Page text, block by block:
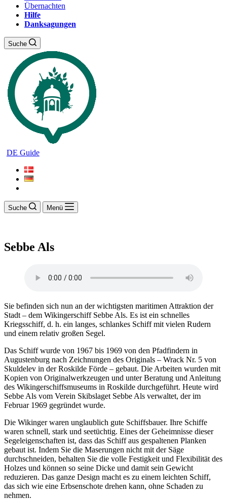
Übernachten
Hilfe
Danksagungen
Suche
DE Guide
Suche Menü
Sebbe Als
Sie befinden sich nun an der wichtigsten maritimen Attraktion der
Stadt – dem Wikingerschiff Sebbe Als. Es ist ein schnelles
Kriegsschiff, d. h. ein langes, schlankes Schiff mit vielen Rudern
und einem relativ großen Segel.
Das Schiff wurde von 1967 bis 1969 von den Pfadfindern in
Augustenburg nach Zeichnungen des Originals – Wrack Nr. 5 von
Skuldelev in der Roskilde Förde – gebaut. Die Arbeiten wurden mit
Kopien von Originalwerkzeugen und unter Beratung und Anleitung
des Wikingerschiffsmuseums in Roskilde durchgeführt. Heute wird
Sebbe Als vom Verein Skibslaget Sebbe Als verwaltet, der im
Februar 1969 gegründet wurde.
Die Wikinger waren unglaublich gute Schiffsbauer. Ihre Schiffe
waren schnell, stark und seetüchtig. Eines der Geheimnisse dieser
Segeleigenschaften ist, dass das Schiff aus gespaltenen Planken
gebaut ist. Indem Sie die Maserungen nicht mit der Säge
durchschneiden, behalten Sie die volle Festigkeit und Flexibilität des
Holzes und können so seine Dicke und damit sein Gewicht
reduzieren. Das ganze Design macht es zu einem leichten Schiff,
das sich wie eine Erbsenschote drehen kann, ohne Schaden zu
nehmen.